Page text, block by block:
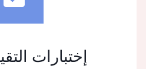
إختبارات